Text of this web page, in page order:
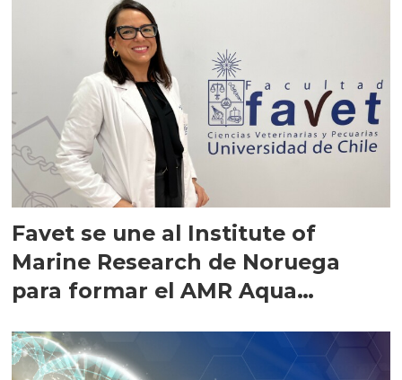
Favet se une al Institute of
Marine Research de Noruega
para formar el AMR Aqua